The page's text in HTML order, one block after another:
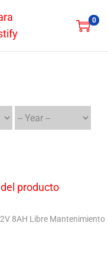
0
8AH Libre Mantenimiento